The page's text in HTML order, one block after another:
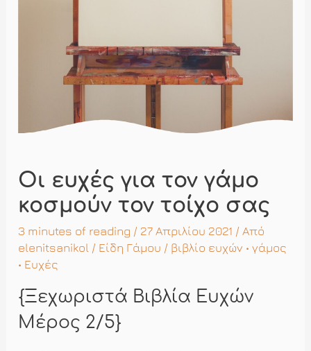
Οι ευχές για τον γάμο
κοσμούν τον τοίχο σας
3 minutes of reading / 27 Απριλίου 2021 / Από
elenitsanikol / Είδη Γάμου / βιβλίο ευχών •γάμος
• Ευχές
{Ξεχωριστά Βιβλία Ευχών
Μέρος 2/5}